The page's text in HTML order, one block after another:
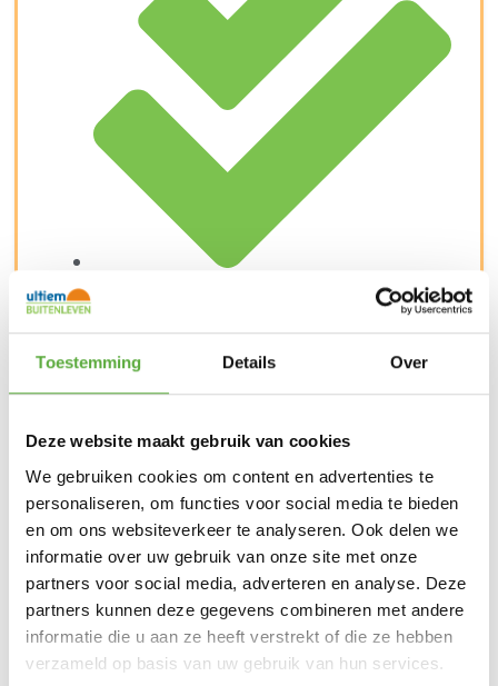
Toestemming Details Over
Deze website maakt gebruik van cookies
We gebruiken cookies om content en advertenties te
personaliseren, om functies voor social media te bieden
en om ons websiteverkeer te analyseren. Ook delen we
informatie over uw gebruik van onze site met onze
partners voor social media, adverteren en analyse. Deze
partners kunnen deze gegevens combineren met andere
informatie die u aan ze heeft verstrekt of die ze hebben
verzameld op basis van uw gebruik van hun services.
SKU23601-LB Merk:Sens
Merk
Sens Line
Kleur 2
Materiaal
Aluminium
Breedte
195 cm
Diepte
86 cm
102 cm
Aantal zitplaatsen 3